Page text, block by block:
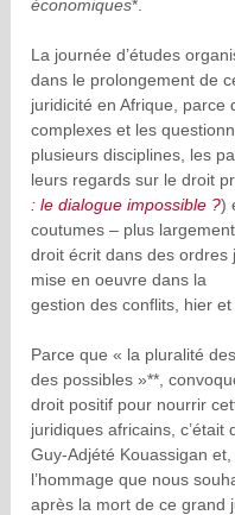
économiques*.
La journée d’études
dans le prolongement de
juridicité en Afrique, parce
complexes et les
plusieurs disciplines, les
leurs regards sur le droit
: le dialogue impossible ?)
coutumes – plus
droit écrit dans des ordres
mise en oeuvre dans la
gestion des conflits, hier et
Parce que « la pluralité
des possibles »**,
droit positif pour nourrir
juridiques africains,
Guy-Adjété Kouassigan
l’hommage que nous
après la mort de ce grand